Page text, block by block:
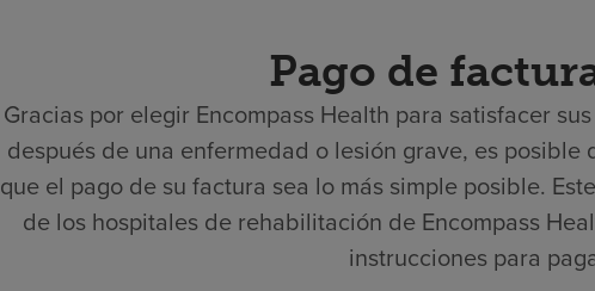
Pago de
Gracias por elegir Encompass Health para satisfacer
después de una enfermedad o lesión grave, es
que el pago de su factura sea lo más simple posible.
de los hospitales de rehabilitación de Encompass
instrucciones para